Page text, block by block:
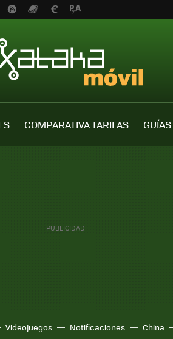
COMPARATIVA TARIFAS
Videojuegos Notificaciones China